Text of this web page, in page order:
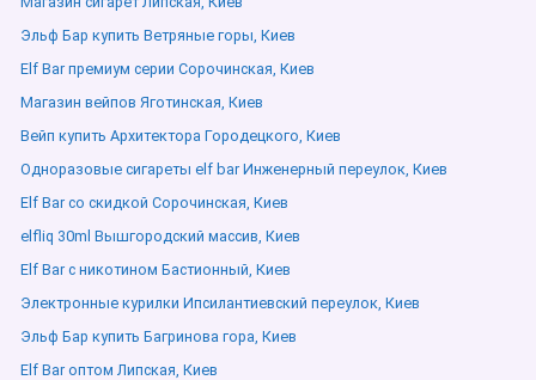
Эльф Бар купить Ветряные горы, Киев
Elf Bar премиум серии Сорочинская, Киев
Магазин вейпов Яготинская, Киев
Вейп купить Архитектора Городецкого, Киев
Одноразовые сигареты elf bar Инженерный переулок, Киев
Elf Bar со скидкой Сорочинская, Киев
elfliq 30ml Вышгородский массив, Киев
Elf Bar с никотином Бастионный, Киев
Электронные курилки Ипсилантиевский переулок, Киев
Эльф Бар купить Багринова гора, Киев
Elf Bar оптом Липская, Киев